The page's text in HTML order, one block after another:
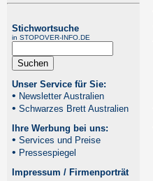
Stichwortsuche
in STOPOVER-INFO.DE
Unser Service für Sie:
• Newsletter Australien
• Schwarzes Brett Australien
Ihre Werbung bei uns:
• Services und Preise
• Pressespiegel
Impressum / Firmenporträt